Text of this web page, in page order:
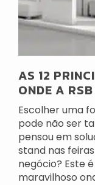
AS 12
ONDE A
Escolher uma
pode não ser
pensou em
stand nas
negócio? Este
maravilhoso